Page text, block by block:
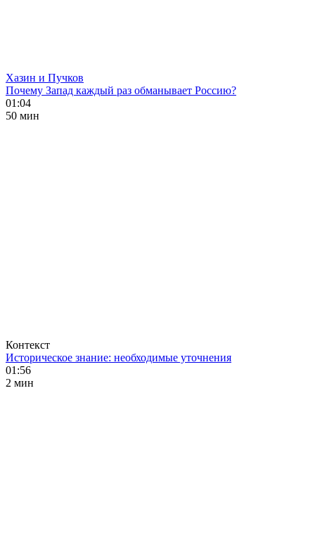
Хазин и Пучков
Почему Запад каждый раз обманывает Россию?
01:04
50 мин
Контекст
Историческое знание: необходимые уточнения
01:56
2 мин